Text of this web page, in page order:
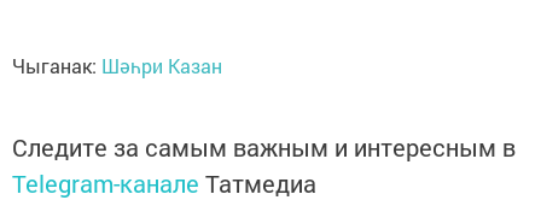
Чыганак: Шәһри Казан
Следите за самым важным и интересным в
Telegram-канале Татмедиа